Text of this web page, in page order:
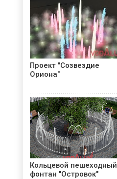
Проект "Созвездие
Ориона"
Кольцевой пешеходный
фонтан "Островок"